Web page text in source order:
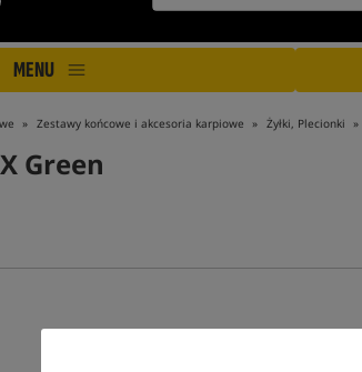
MENU
Zestawy końcowe i akcesoria karpiowe Żyłki, Plecionki
Green